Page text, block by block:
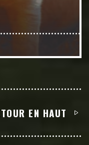
EN HAUT